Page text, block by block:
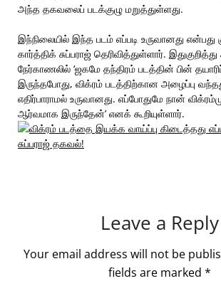
அந்த தகவலைப் படக்குழு மறுத்துள்ளது.
இந்நிலையில் இந்த படம் எப்படி உருவானது என்பது
கார்த்திக் சுப்பராஜ் தெரிவித்துள்ளார்.
நேர்காணலில் ‘ஜகமே தந்திரம் படத்தின் பின்
இருந்தபோது, விக்ரம் படத்திற்கான அழைப்பு
எதிர்பாராமல் உருவானது. எப்போதுமே நான்
ஆர்வமாக இருந்தேன்’ எனக் கூறியுள்ளார்.
Leave a Reply
Your email address will not be
fields are marked *